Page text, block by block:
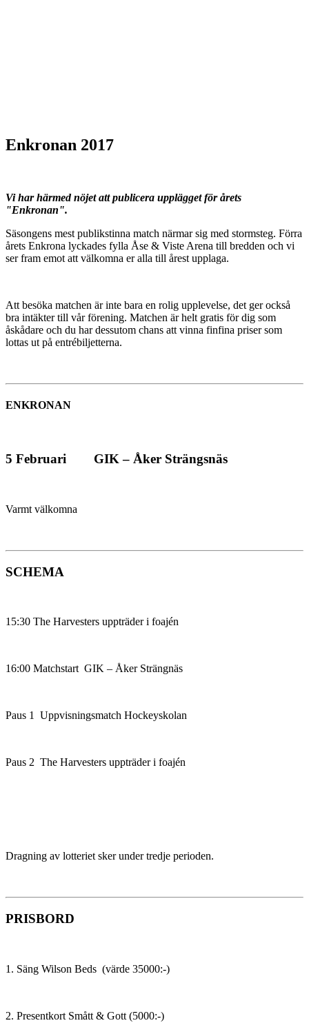
Enkronan 2017
Vi har härmed nöjet att publicera upplägget för årets
"Enkronan".
Säsongens mest publikstinna match närmar sig med stormsteg. Förra
årets Enkrona lyckades fylla Åse & Viste Arena till bredden och vi
ser fram emot att välkomna er alla till årest upplaga.
Att besöka matchen är inte bara en rolig upplevelse, det ger också
bra intäkter till vår förening. Matchen är helt gratis för dig som
åskådare och du har dessutom chans att vinna finfina priser som
lottas ut på entrébiljetterna.
ENKRONAN
5 Februari GIK – Åker Strängsnäs
Varmt välkomna
SCHEMA
15:30 The Harvesters uppträder i foajén
16:00 Matchstart GIK – Åker Strängnäs
Paus 1 Uppvisningsmatch Hockeyskolan
Paus 2 The Harvesters uppträder i foajén
Dragning av lotteriet sker under tredje perioden.
PRISBORD
1. Säng Wilson Beds (värde 35000:-)
2. Presentkort Smått & Gott (5000:-)